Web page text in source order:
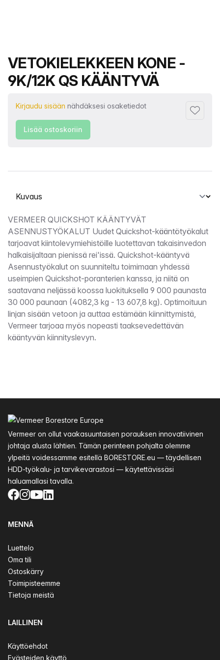
Tuotteen nimi
VETOKIELEKKEEN KONE -
9K/12K QS KÄÄNTYVÄ
Kirjaudu sisään nähdäksesi osaketiedot
Lisää
Lisää ostoskoriin
Valitse välilehti
Kuvaus
VERMEER QUICKSHOT KÄÄNTYVÄT
ASENNUSTYÖKALUT Uudet Quickshot-kääntötyökalut
tarjoavat kiintolevymiehistöille luotettavan takaisinvedon
halkaisijaltaan pienissä rei'issä. Quickshot-kääntyvä
Asennustyökalut on suunniteltu toimimaan yhdessä
useimpien Quickshot-poranterien kanssa, ja niitä on
saatavana neljässä koossa luokituksella 9 000 paunasta
30 000 paunaan (4082,3 kg - 13 607,8 kg). Optimoituun
linjan sisään vetoon ja auttaa estämään kiinnittymistä,
Vermeer tarjoaa myös nopeasti taaksevedettävän
kääntyvän kiinnityslevyn.
Vermeer on ollut vaakasuuntaisen porauksen innovatiivinen
johtaja alusta lähtien. Tämän perinteen pohjalta olemme
ylpeitä voidessamme esitellä BORESTORE.eu — täydellisen
HDD-työkalu- ja tarvikevarastosi — käytettävissäsi
haluamallasi tavalla.
Facebook
Instagram
YouTube
LinkedIn
MENNÄ
Luettelo
Oma tili
Ostoskärry
Toimipisteemme
Tietoja meistä
LAILLINEN
Käyttöehdot
Evästeiden käyttö